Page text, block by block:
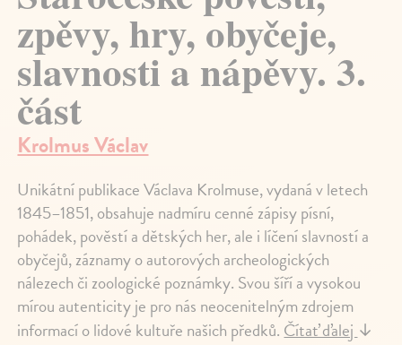
zpěvy, hry, obyčeje,
slavnosti a nápěvy. 3.
část
Krolmus Václav
Unikátní publikace Václava Krolmuse, vydaná v letech
1845–1851, obsahuje nadmíru cenné zápisy písní,
pohádek, pověstí a dětských her, ale i líčení slavností a
obyčejů, záznamy o autorových archeologických
nálezech či zoologické poznámky. Svou šíří a vysokou
mírou autenticity je pro nás neocenitelným zdrojem
informací o lidové kultuře našich předků.Čítať ďalej↓